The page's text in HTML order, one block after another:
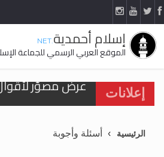
إسلام أحمدية.NET
الموقع العربي الرسمي للجماعة
إعلانات
الحجّ.. دلالات،
اقرأ هذا المقال
الرئيسية أسئلة وأجوبة